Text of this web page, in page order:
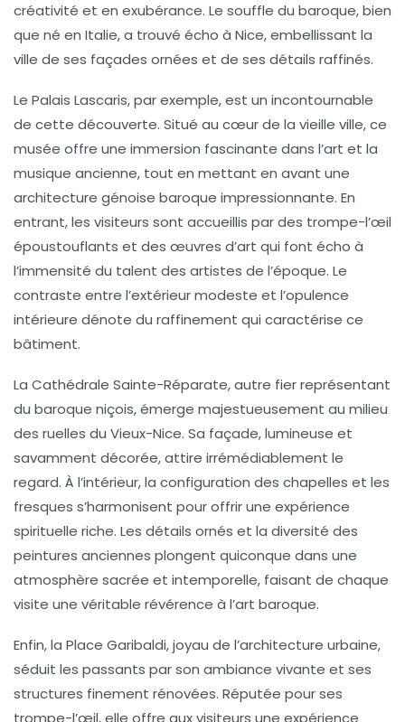
créativité et en exubérance. Le souffle du baroque, bien
que né en Italie, a trouvé écho à Nice, embellissant la
ville de ses façades ornées et de ses détails raffinés.
Le Palais Lascaris, par exemple, est un incontournable
de cette découverte. Situé au cœur de la vieille ville, ce
musée offre une immersion fascinante dans l’art et la
musique ancienne, tout en mettant en avant une
architecture génoise baroque impressionnante. En
entrant, les visiteurs sont accueillis par des trompe-l’œil
époustouflants et des œuvres d’art qui font écho à
l’immensité du talent des artistes de l’époque. Le
contraste entre l’extérieur modeste et l’opulence
intérieure dénote du raffinement qui caractérise ce
bâtiment.
La Cathédrale Sainte-Réparate, autre fier représentant
du baroque niçois, émerge majestueusement au milieu
des ruelles du Vieux-Nice. Sa façade, lumineuse et
savamment décorée, attire irrémédiablement le
regard. À l’intérieur, la configuration des chapelles et les
fresques s’harmonisent pour offrir une expérience
spirituelle riche. Les détails ornés et la diversité des
peintures anciennes plongent quiconque dans une
atmosphère sacrée et intemporelle, faisant de chaque
visite une véritable révérence à l’art baroque.
Enfin, la Place Garibaldi, joyau de l’architecture urbaine,
séduit les passants par son ambiance vivante et ses
structures finement rénovées. Réputée pour ses